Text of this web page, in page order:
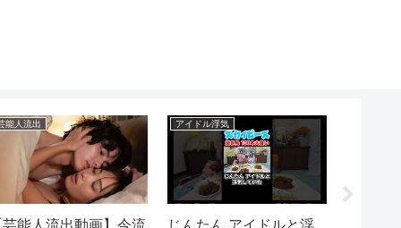
能人流出 アイドル浮気